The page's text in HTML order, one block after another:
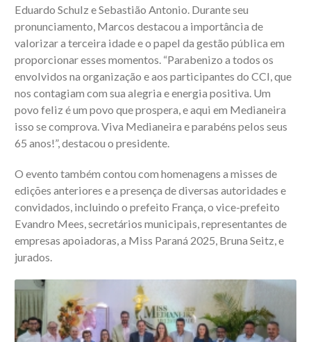
Eduardo Schulz e Sebastião Antonio. Durante seu
pronunciamento, Marcos destacou a importância de
valorizar a terceira idade e o papel da gestão pública em
proporcionar esses momentos. “Parabenizo a todos os
envolvidos na organização e aos participantes do CCI, que
nos contagiam com sua alegria e energia positiva. Um
povo feliz é um povo que prospera, e aqui em Medianeira
isso se comprova. Viva Medianeira e parabéns pelos seus
65 anos!”, destacou o presidente.
O evento também contou com homenagens a misses de
edições anteriores e a presença de diversas autoridades e
convidados, incluindo o prefeito França, o vice-prefeito
Evandro Mees, secretários municipais, representantes de
empresas apoiadoras, a Miss Paraná 2025, Bruna Seitz, e
jurados.